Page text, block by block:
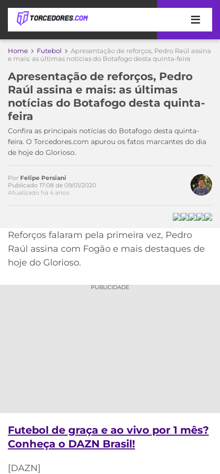
APOSTAS
DE
APOSTA
SITES
DE
APOSTAS
CÓDIGO
PROMOCIONAL
BETBOOM
CÓDIGO
DE
INDICAÇÃO
BET365
MELHORES
CASSINOS
ONLINE
2026
COPA
DO
MUNDO
TIMES
TIME
PALMEIRAS
CORINTHIANS
SÃO
INTERNACIONAL
GRÊMIO
BRASILEIRÃO
SÉRIE
LIBERTADORES
DO
CAMPEÕES
MÍDIA
ESPORTIVA
MERCADO
DA
BOLA
PALPITES
Home Futebol
Apresentação de reforços, Pedro Raúl assina
e mais: as últimas notícias do Botafogo desta quinta-feira
Apresentação de reforços, Pedro
Raúl assina e mais: as últimas
notícias do Botafogo desta quinta-
feira
Confira as principais notícias do Botafogo desta quinta-
feira. O Torcedores.com apurou os fatos marcantes do dia
de hoje do Glorioso.
Acesse o perfil do autor
Por Felipe Persiani
Publicado 17:08 de 09/01/2020
Atualizado há 4 anos
Reforços falaram pela primeira vez, Pedro
Raúl assina com Fogão e mais destaques de
hoje do Glorioso.
PUBLICIDADE
Futebol de graça e ao vivo por 1 mês?
Conheça o DAZN Brasil!
[DAZN]